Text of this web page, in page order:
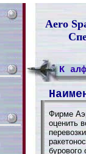
Aero
К
Фирме
оценить
бурового